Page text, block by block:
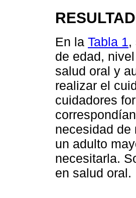
En la Tabla 1,
de edad,
salud oral y
realizar el
cuidadores
necesidad de
un adulto
necesitarla.
en salud oral.